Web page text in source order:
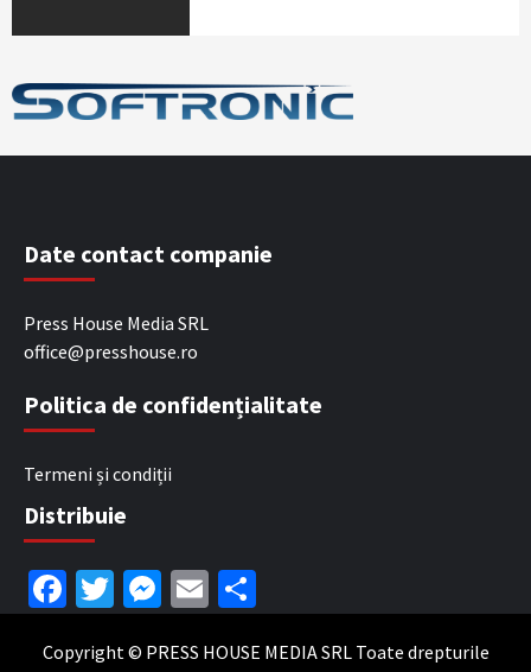
Date contact companie
Press House Media SRL
office@presshouse.ro
Politica de confidențialitate
Termeni și condiții
Distribuie
Facebook
Twitter
Messenger
Email
Copyright © PRESS HOUSE MEDIA SRL Toate drepturile